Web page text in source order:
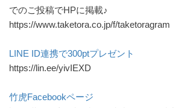
でのご投稿でHPに掲載♪
https://www.taketora.co.jp/f/taketoragram
LINE ID連携で300ptプレゼント
https://lin.ee/yivIEXD
竹虎Facebookページ